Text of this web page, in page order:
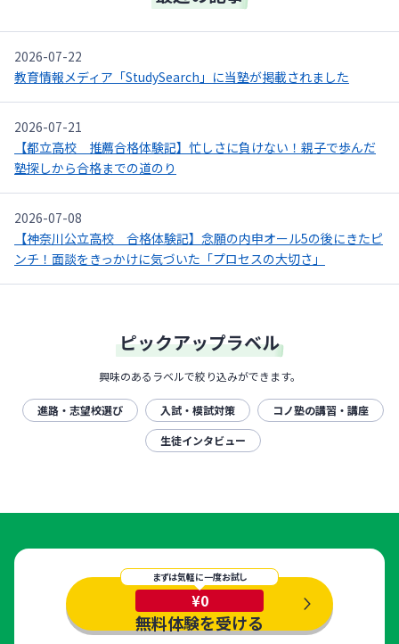
2026-07-22
教育情報メディア「StudySearch」に当塾が掲載されました
2026-07-21
【都立高校 推薦合格体験記】忙しさに負けない！親子で歩んだ
塾探しから合格までの道のり
2026-07-08
【神奈川公立高校 合格体験記】念願の内申オール5の後にきたピ
ンチ！面談をきっかけに気づいた「プロセスの大切さ」
ピックアップラベル
興味のあるラベルで絞り込みができます。
進路・志望校選び 入試・模試対策
コノ塾の講習・講座
生徒インタビュー
まずは気軽に一度お試し
¥0
無料体験を受ける